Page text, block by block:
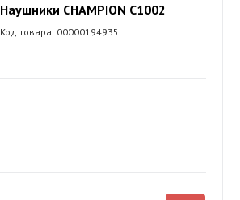
Наушники CHAMPION C1002
Код товара: 00000194935